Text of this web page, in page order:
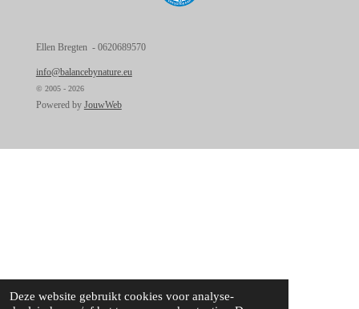
Deze website gebruikt cookies voor analyse-
Ellen Bregten - 0620689570
info@balancebynature.eu
© 2005 - 2026
Powered by JouwWeb